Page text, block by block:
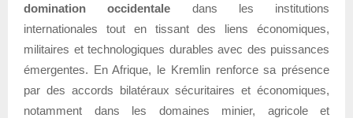
domination occidentale dans les institutions
internationales tout en tissant des liens économiques,
militaires et technologiques durables avec des puissances
émergentes. En Afrique, le Kremlin renforce sa présence
par des accords bilatéraux sécuritaires et économiques,
notamment dans les domaines minier, agricole et